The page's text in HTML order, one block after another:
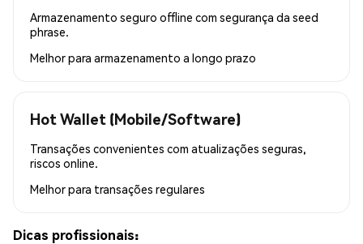
Armazenamento seguro offline com segurança da seed
phrase.
Melhor para armazenamento a longo prazo
Hot Wallet (Mobile/Software)
Transações convenientes com atualizações seguras,
riscos online.
Melhor para transações regulares
Dicas profissionais: